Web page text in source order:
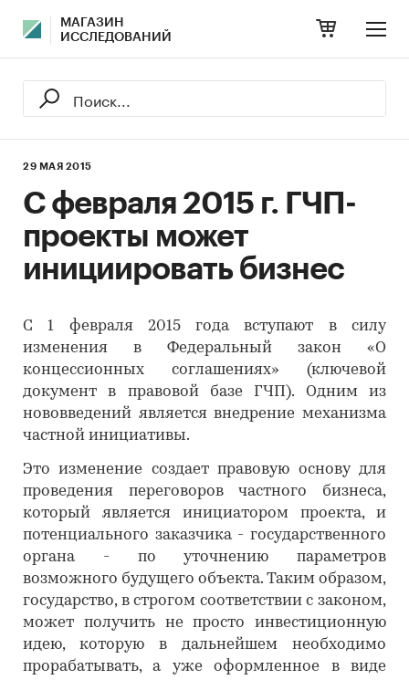
МАГАЗИН
ИССЛЕДОВАНИЙ
29 МАЯ 2015
С февраля 2015 г. ГЧП-
проекты может
инициировать бизнес
С 1 февраля 2015 года вступают в силу
изменения в Федеральный закон «О
концессионных соглашениях» (ключевой
документ в правовой базе ГЧП). Одним из
нововведений является внедрение механизма
частной инициативы.
Это изменение создает правовую основу для
проведения переговоров частного бизнеса,
который является инициатором проекта, и
потенциального заказчика - государственного
органа - по уточнению параметров
возможного будущего объекта. Таким образом,
государство, в строгом соответствии с законом,
может получить не просто инвестиционную
идею, которую в дальнейшем необходимо
прорабатывать, а уже оформленное в виде